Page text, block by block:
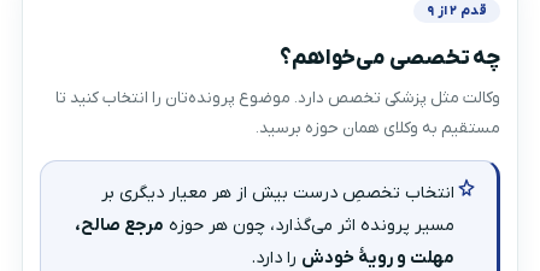
قدم ۲ از ۹
چه تخصصی می‌خواهم؟
وکالت مثل پزشکی تخصص دارد. موضوع پرونده‌تان را انتخاب کنید تا
مستقیم به وکلای همان حوزه برسید.
انتخاب تخصصِ درست بیش از هر معیار دیگری بر
مسیر پرونده اثر می‌گذارد، چون هر حوزه مرجع صالح،
مهلت و رویهٔ خودش را دارد.